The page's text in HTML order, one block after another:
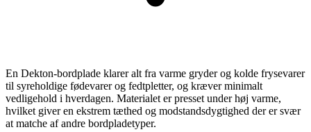
En Dekton-bordplade klarer alt fra varme gryder og kolde frysevarer
til syreholdige fødevarer og fedtpletter, og kræver minimalt
vedligehold i hverdagen. Materialet er presset under høj varme,
hvilket giver en ekstrem tæthed og modstandsdygtighed der er svær
at matche af andre bordpladetyper.